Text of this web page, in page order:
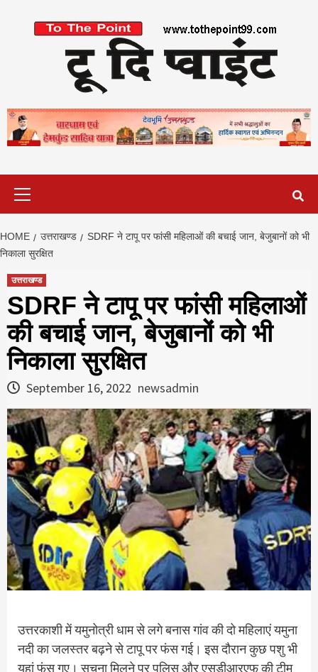
HOME उत्तराखण्ड
SDRF ने टापू पर फांसी महिलाओं की बचाई जान, बेजुबानों को भी
निकाला सुरक्षित
उत्तराखण्ड
SDRF ने टापू पर फांसी महिलाओं
की बचाई जान, बेजुबानों को भी
निकाला सुरक्षित
September 16, 2022 newsadmin
उत्तरकाशी में यमुनोत्री धाम से लगे बनास गांव की दो महिलाएं यमुना
नदी का जलस्तर बढ़ने से टापू पर फंस गई। इस दौरान कुछ पशु भी
यहां फंस गए। सूचना मिलने पर पुलिस और एसडीआरएफ की टीम